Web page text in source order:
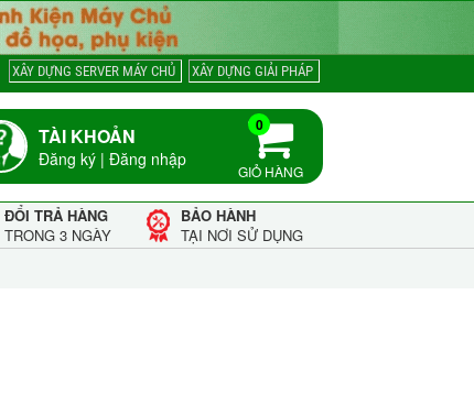
XÂY DỰNG SERVER MÁY CHỦ XÂY DỰNG GIẢI PHÁP
TÀI KHOẢN
Đăng ký | Đăng nhập
0
GIỎ HÀNG
ĐỔI TRẢ HÀNG
TRONG 3 NGÀY
BẢO HÀNH
TẠI NƠI SỬ DỤNG